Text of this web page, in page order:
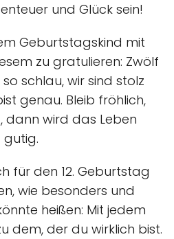
und Glück sein!
Geburtstagskind mit
zu gratulieren: Zwölf
schlau, wir sind stolz
genau. Bleib fröhlich,
dann wird das Leben
für den 12. Geburtstag
wie besonders und
heißen: Mit jedem
dem, der du wirklich bist.